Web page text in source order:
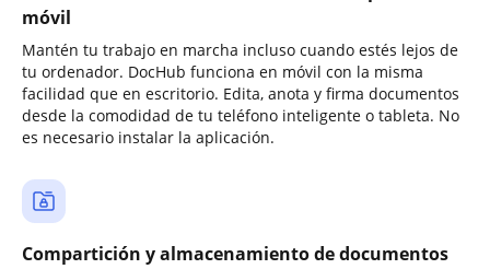
móvil
Mantén tu trabajo en marcha incluso cuando estés lejos de
tu ordenador. DocHub funciona en móvil con la misma
facilidad que en escritorio. Edita, anota y firma documentos
desde la comodidad de tu teléfono inteligente o tableta. No
es necesario instalar la aplicación.
Compartición y almacenamiento de documentos